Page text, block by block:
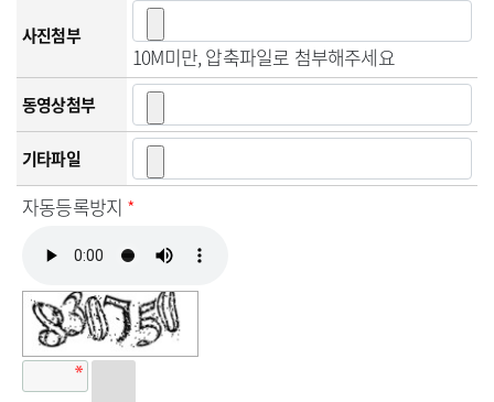
사진첨부
10M미만, 압축파일로 첨부해주세요
동영상첨부
기타파일
자동등록방지 *